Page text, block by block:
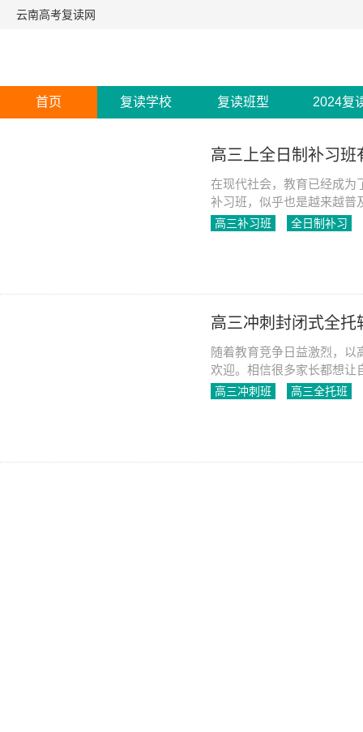
云南高考复读网
首页 复读学校 复读班型 2024复
高三上全日制补习班
在现代社会，教育已经成为
补习班，似乎也是越来越普
习班到底有没有用呢？
高三补习班 全日制补习
高三冲刺封闭式全托
随着教育竞争日益激烈，
欢迎。相信很多家长都想让
学，以后获得更好的发展机
高三冲刺班 高三全托班